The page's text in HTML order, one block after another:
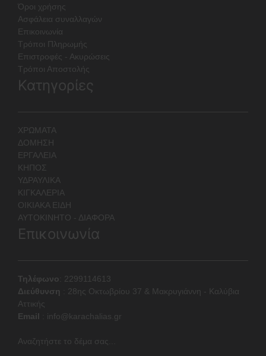
Όροι χρήσης
Ασφάλεια συναλλαγών
Επικοινωνία
Τρόποι Πληρωμής
Επιστροφές - Ακυρώσεις
Τρόποι Αποστολής
Κατηγορίες
ΧΡΩΜΑΤΑ
ΔΟΜΗΣΗ
ΕΡΓΑΛΕΙΑ
ΚΗΠΟΣ
ΥΔΡΑΥΛΙΚΑ
ΚΙΓΚΑΛΕΡΙΑ
ΟΙΚΙΑΚΑ ΕΙΔΗ
ΑΥΤΟΚΙΝΗΤΟ - ΔΙΑΦΟΡΑ
Επικοινωνία
Τηλέφωνο : 2299114613
Διεύθυνση
28ης Οκτωβρίου 37 & Μακρυγιάννη - Καλύβια
Αττικής
Email
info@karachalias.gr
Αναζητήστε το δέμα σας...